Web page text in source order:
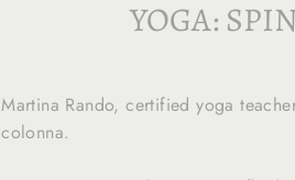
YOGA:
Martina Rando, certified yoga
colonna.